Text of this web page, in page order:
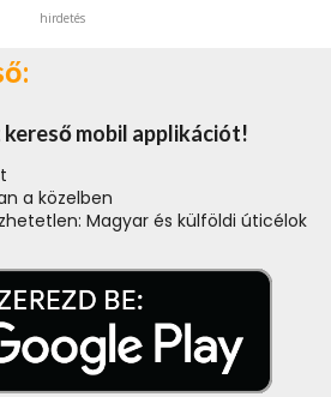
hirdetés
mobil applikációt!
a közelben
Magyar és külföldi úticélok